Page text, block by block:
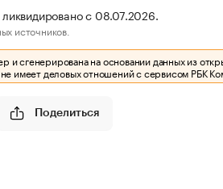
с 08.07.2026.
источников.
и сгенерирована на основании данных из
имеет деловых отношений с сервисом РБК
Поделиться